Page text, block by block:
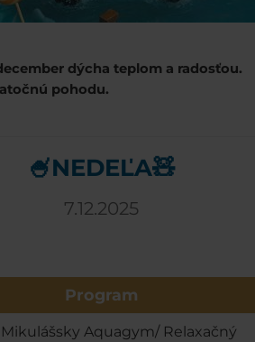
dýcha teplom a radosťou.
pohodu.
🍧NEDEĽA🧸
7.12.2025
Program
Mikulášsky Aquagym/ Relaxačný